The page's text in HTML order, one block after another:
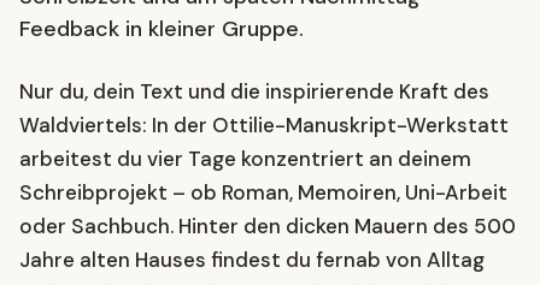
Feedback in kleiner Gruppe.
Nur du, dein Text und die inspirierende Kraft des
Waldviertels: In der Ottilie-Manuskript-Werkstatt
arbeitest du vier Tage konzentriert an deinem
Schreibprojekt – ob Roman, Memoiren, Uni-Arbeit
oder Sachbuch. Hinter den dicken Mauern des 500
Jahre alten Hauses findest du fernab von Alltag